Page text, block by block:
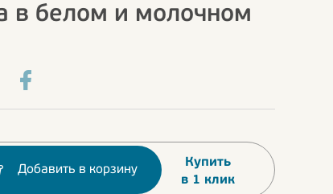
в белом и молочном
Добавить в корзину
Купить
в 1 клик